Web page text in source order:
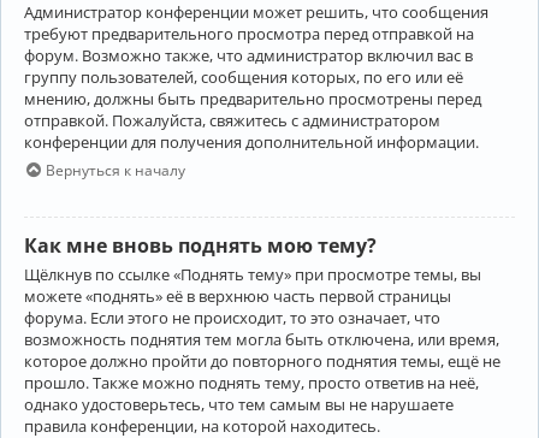
Администратор конференции может решить, что сообщения
требуют предварительного просмотра перед отправкой на
форум. Возможно также, что администратор включил вас в
группу пользователей, сообщения которых, по его или её
мнению, должны быть предварительно просмотрены перед
отправкой. Пожалуйста, свяжитесь с администратором
конференции для получения дополнительной информации.
Вернуться к началу
Как мне вновь поднять мою тему?
Щёлкнув по ссылке «Поднять тему» при просмотре темы, вы
можете «поднять» её в верхнюю часть первой страницы
форума. Если этого не происходит, то это означает, что
возможность поднятия тем могла быть отключена, или время,
которое должно пройти до повторного поднятия темы, ещё не
прошло. Также можно поднять тему, просто ответив на неё,
однако удостоверьтесь, что тем самым вы не нарушаете
правила конференции, на которой находитесь.